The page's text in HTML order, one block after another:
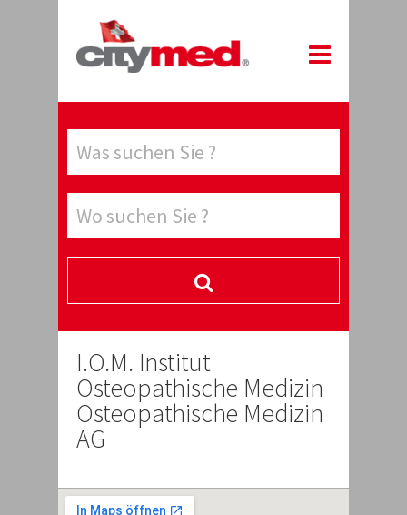
I.O.M. Institut
Osteopathische Medizin
Osteopathische Medizin
AG